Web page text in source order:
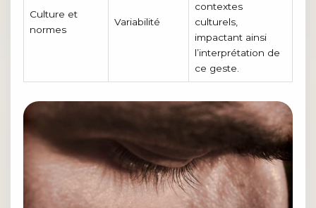
Culture et
normes
Variabilité
contextes
culturels,
impactant ainsi
l’interprétation de
ce geste.